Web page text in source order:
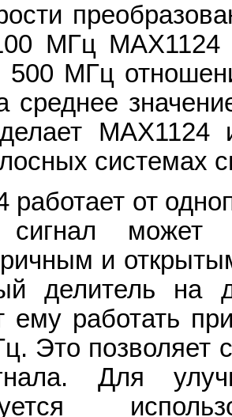
МГц
500 МГц
среднее
MAX1124
системах
работает от
сигнал
и
делитель на
ему работать
Это позволяет
Для